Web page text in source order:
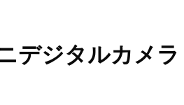
デジタルカメラ